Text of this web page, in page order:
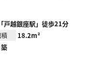
戸越銀座駅」徒歩21分
積 18.2m²